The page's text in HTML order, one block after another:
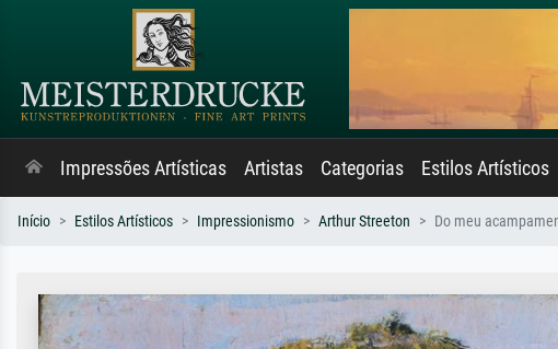
Impressões Artísticas Artistas Categorias Estilos Artísticos
Início Estilos Artísticos Impressionismo Arthur Streeton Do meu